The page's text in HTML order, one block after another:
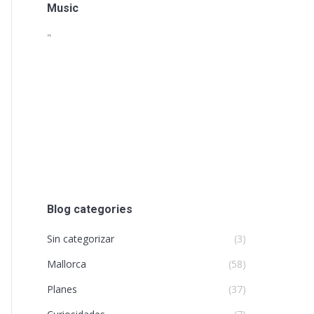
Music
"
Blog categories
Sin categorizar
(3)
Mallorca
(58)
Planes
(37)